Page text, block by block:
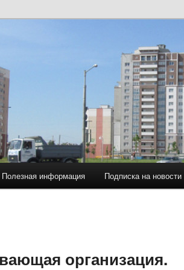
Товарищество
по ул. Притыцкого 105 в г.Минске
Полезная информация Подписка на новости
организация.